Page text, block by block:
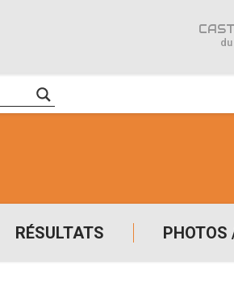
RÉSULTATS PHOTOS